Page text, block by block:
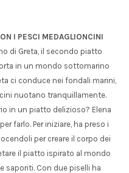
I PESCI MEDAGLIONCINI
di Greta, il secondo piatto
in un mondo sottomarino
ci conduce nei fondali marini,
nuotano tranquillamente.
in un piatto delizioso? Elena
farlo. Per iniziare, ha preso i
per creare il corpo dei
il piatto ispirato al mondo
saporiti. Con due piselli ha